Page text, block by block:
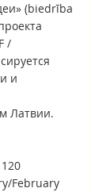
(biedrība
/
и
Латвии.
February